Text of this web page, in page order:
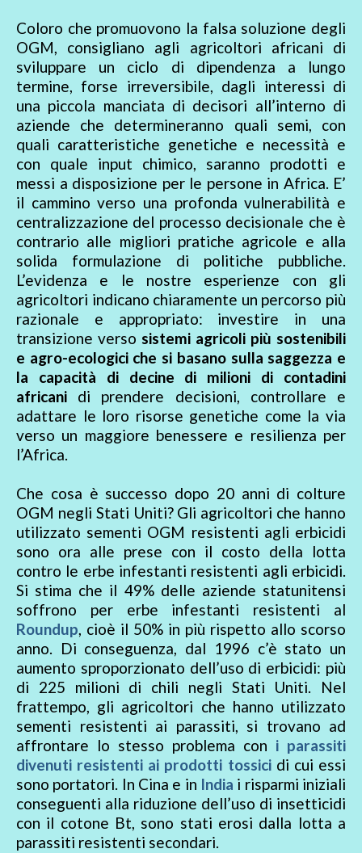
Coloro che promuovono la falsa soluzione degli
OGM, consigliano agli agricoltori africani di
sviluppare un ciclo di dipendenza a lungo
termine, forse irreversibile, dagli interessi di
una piccola manciata di decisori all’interno di
aziende che determineranno quali semi, con
quali caratteristiche genetiche e necessità e
con quale input chimico, saranno prodotti e
messi a disposizione per le persone in Africa. E’
il cammino verso una profonda vulnerabilità e
centralizzazione del processo decisionale che è
contrario alle migliori pratiche agricole e alla
solida formulazione di politiche pubbliche.
L’evidenza e le nostre esperienze con gli
agricoltori indicano chiaramente un percorso più
razionale e appropriato: investire in una
transizione verso sistemi agricoli più sostenibili
e agro-ecologici che si basano sulla saggezza e
la capacità di decine di milioni di contadini
africani di prendere decisioni, controllare e
adattare le loro risorse genetiche come la via
verso un maggiore benessere e resilienza per
l’Africa.
Che cosa è successo dopo 20 anni di colture
OGM negli Stati Uniti? Gli agricoltori che hanno
utilizzato sementi OGM resistenti agli erbicidi
sono ora alle prese con il costo della lotta
contro le erbe infestanti resistenti agli erbicidi.
Si stima che il 49% delle aziende statunitensi
soffrono per erbe infestanti resistenti al
Roundup, cioè il 50% in più rispetto allo scorso
anno. Di conseguenza, dal 1996 c’è stato un
aumento sproporzionato dell’uso di erbicidi: più
di 225 milioni di chili negli Stati Uniti. Nel
frattempo, gli agricoltori che hanno utilizzato
sementi resistenti ai parassiti, si trovano ad
affrontare lo stesso problema con i parassiti
divenuti resistenti ai prodotti tossicidi cui essi
sono portatori. In Cina e in India i risparmi iniziali
conseguenti alla riduzione dell’uso di insetticidi
con il cotone Bt, sono stati erosi dalla lotta a
parassiti resistenti secondari.